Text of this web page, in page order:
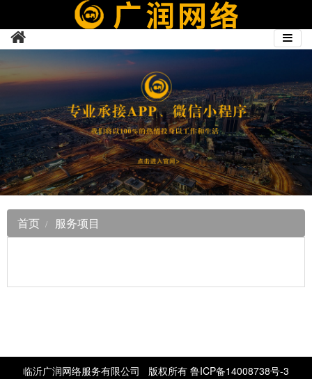
首页 服务项目
临沂广润网络服务有限公司 版权所有 鲁ICP备14008738号-3